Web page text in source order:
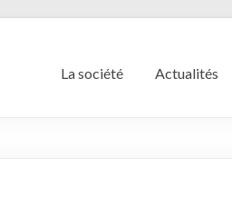
La société Actualités